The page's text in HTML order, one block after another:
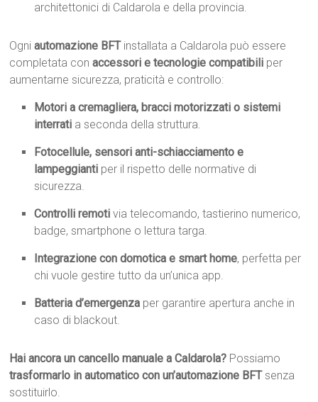
architettonici di Caldarola e della provincia.
Ogniautomazione BFTinstallata a Caldarola può essere
completata conaccessori e tecnologie compatibili per
aumentarne sicurezza, praticità e controllo:
Motori a cremagliera, bracci motorizzati o sistemi
interrati a seconda della struttura.
Fotocellule, sensori anti-schiacciamento e
lampeggianti per il rispetto delle normative di
sicurezza.
Controlli remoti via telecomando, tastierino numerico,
badge, smartphone o lettura targa.
Integrazione con domotica e smart home, perfetta per
chi vuole gestire tutto da un’unica app.
Batteria d’emergenza per garantire apertura anche in
caso di blackout.
Hai ancora un cancello manuale a Caldarola? Possiamo
trasformarlo in automatico con un’automazione BFTsenza
sostituirlo.